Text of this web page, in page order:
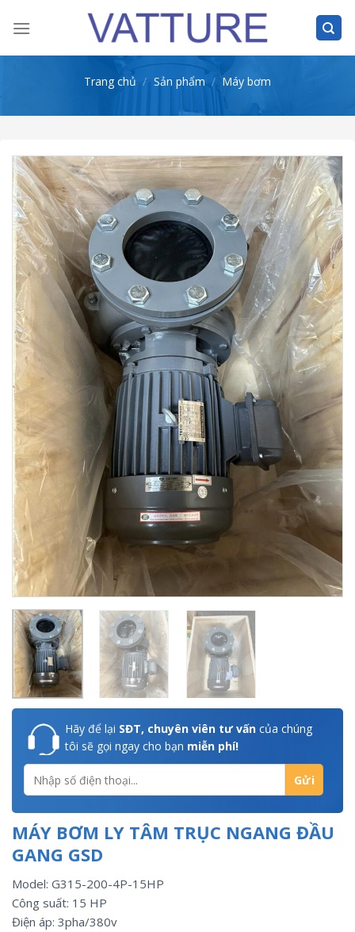
Trang chủ / Sản phẩm / Máy bơm
Hãy để lại SĐT, chuyên viên tư vấn của chúng
tôi sẽ gọi ngay cho bạn miễn phí!
MÁY BƠM LY TÂM TRỤC NGANG ĐẦU
GANG GSD
Model: G315-200-4P-15HP
Công suất: 15 HP
Điện áp: 3pha/380v